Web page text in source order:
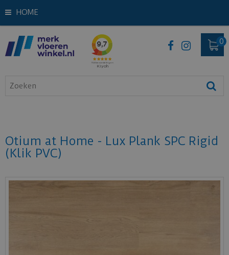
HOME
Otium at Home - Lux Plank SPC Rigid
(Klik PVC)